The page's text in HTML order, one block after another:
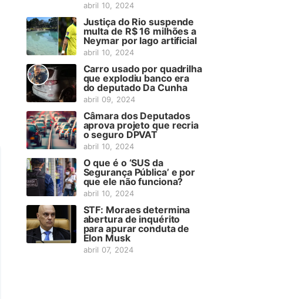
abril 10, 2024
Justiça do Rio suspende
multa de R$ 16 milhões a
Neymar por lago artificial
abril 10, 2024
Carro usado por quadrilha
que explodiu banco era
do deputado Da Cunha
abril 09, 2024
Câmara dos Deputados
aprova projeto que recria
o seguro DPVAT
abril 10, 2024
O que é o ‘SUS da
Segurança Pública’ e por
que ele não funciona?
abril 10, 2024
STF: Moraes determina
abertura de inquérito
para apurar conduta de
Elon Musk
abril 07, 2024